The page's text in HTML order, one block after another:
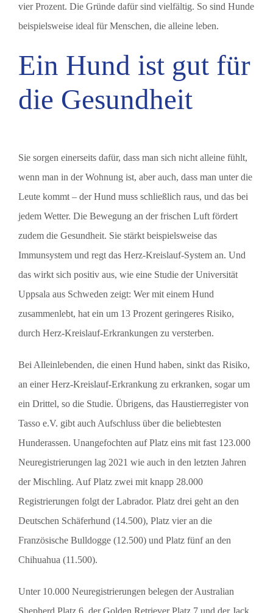
vier Prozent. Die Gründe dafür sind vielfältig. So sind Hunde
beispielsweise ideal für Menschen, die alleine leben.
Ein Hund ist gut für
die Gesundheit
Sie sorgen einerseits dafür, dass man sich nicht alleine fühlt,
wenn man in der Wohnung ist, aber auch, dass man unter die
Leute kommt – der Hund muss schließlich raus, und das bei
jedem Wetter. Die Bewegung an der frischen Luft fördert
zudem die Gesundheit. Sie stärkt beispielsweise das
Immunsystem und regt das Herz-Kreislauf-System an. Und
das wirkt sich positiv aus, wie eine Studie der Universität
Uppsala aus Schweden zeigt: Wer mit einem Hund
zusammenlebt, hat ein um 13 Prozent geringeres Risiko,
durch Herz-Kreislauf-Erkrankungen zu versterben.
Bei Alleinlebenden, die einen Hund haben, sinkt das Risiko,
an einer Herz-Kreislauf-Erkrankung zu erkranken, sogar um
ein Drittel, so die Studie. Übrigens, das Haustierregister von
Tasso e.V. gibt auch Aufschluss über die beliebtesten
Hunderassen. Unangefochten auf Platz eins mit fast 123.000
Neuregistrierungen lag 2021 wie auch in den letzten Jahren
der Mischling. Auf Platz zwei mit knapp 28.000
Registrierungen folgt der Labrador. Platz drei geht an den
Deutschen Schäferhund (14.500), Platz vier an die
Französische Bulldogge (12.500) und Platz fünf an den
Chihuahua (11.500).
Unter 10.000 Neuregistrierungen belegen der Australian
Shepherd Platz 6, der Golden Retriever Platz 7 und der Jack